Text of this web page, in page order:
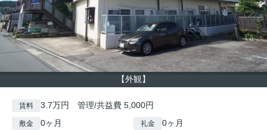
【外観】
賃料 3.7万円 管理/共益費 5,000円
敷金 0ヶ月 礼金 0ヶ月